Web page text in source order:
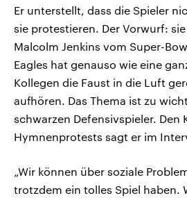
Er unterstellt, dass die Spieler
sie protestieren. Der Vorwurf:
Malcolm Jenkins vom Super-
Eagles hat genauso wie eine
Kollegen die Faust in die Luft
aufhören. Das Thema ist zu
schwarzen Defensivspieler. Den
Hymnenprotests sagt er im
„Wir können über soziale
trotzdem ein tolles Spiel haben.